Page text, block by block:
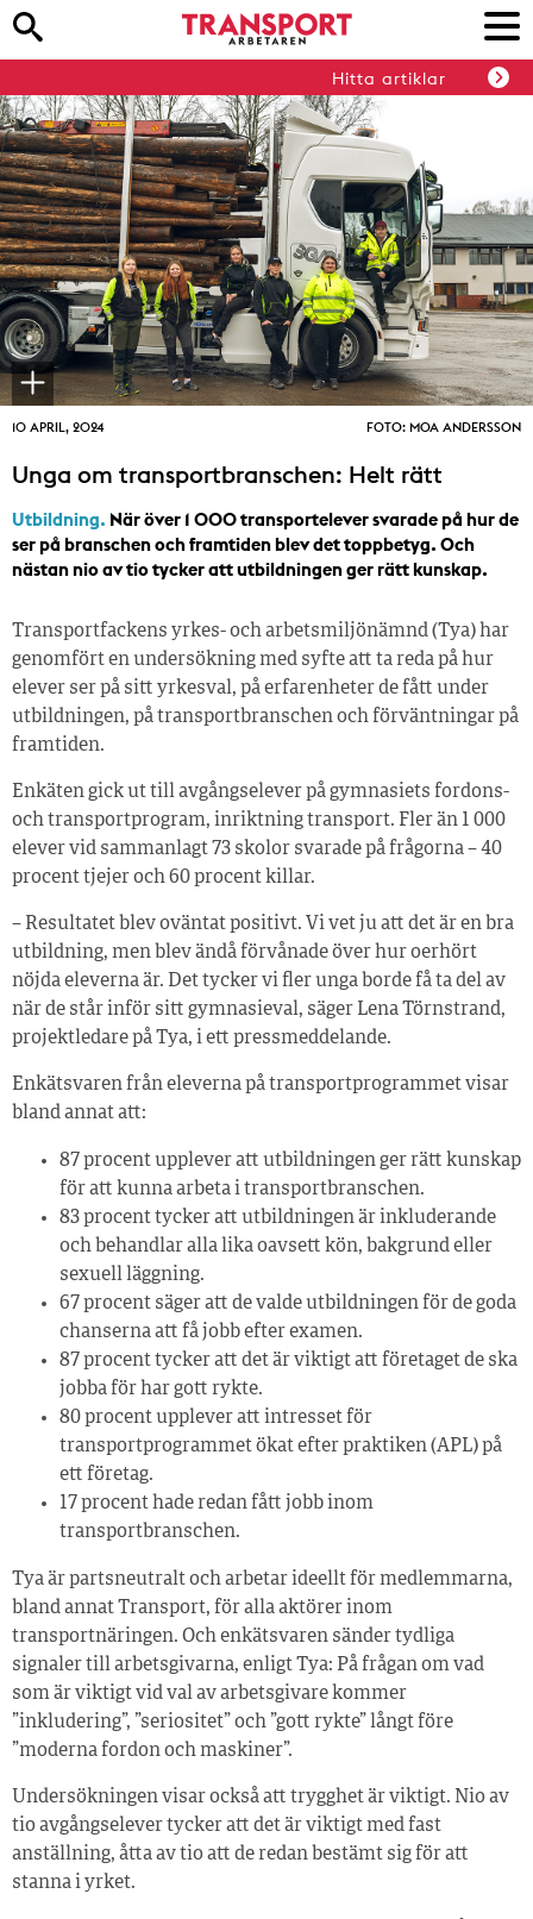
Hitta artiklar
10 APRIL, 2024 FOTO: MOA ANDERSSON
Unga om transportbranschen: Helt rätt
Utbildning. När över 1 000 transportelever svarade på hur de
ser på branschen och framtiden blev det toppbetyg. Och
nästan nio av tio tycker att utbildningen ger rätt kunskap.
Transportfackens yrkes- och arbetsmiljönämnd (Tya) har
genomfört en undersökning med syfte att ta reda på hur
elever ser på sitt yrkesval, på erfarenheter de fått under
utbildningen, på transportbranschen och förväntningar på
framtiden.
Enkäten gick ut till avgångselever på gymnasiets fordons-
och transportprogram, inriktning transport. Fler än 1 000
elever vid sammanlagt 73 skolor svarade på frågorna – 40
procent tjejer och 60 procent killar.
– Resultatet blev oväntat positivt. Vi vet ju att det är en bra
utbildning, men blev ändå förvånade över hur oerhört
nöjda eleverna är. Det tycker vi fler unga borde få ta del av
när de står inför sitt gymnasieval, säger Lena Törnstrand,
projektledare på Tya, i ett pressmeddelande.
Enkätsvaren från eleverna på transportprogrammet visar
bland annat att:
87 procent upplever att utbildningen ger rätt kunskap
för att kunna arbeta i transportbranschen.
83 procent tycker att utbildningen är inkluderande
och behandlar alla lika oavsett kön, bakgrund eller
sexuell läggning.
67 procent säger att de valde utbildningen för de goda
chanserna att få jobb efter examen.
87 procent tycker att det är viktigt att företaget de ska
jobba för har gott rykte.
80 procent upplever att intresset för
transportprogrammet ökat efter praktiken (APL) på
ett företag.
17 procent hade redan fått jobb inom
transportbranschen.
Tya är partsneutralt och arbetar ideellt för medlemmarna,
bland annat Transport, för alla aktörer inom
transportnäringen. Och enkätsvaren sänder tydliga
signaler till arbetsgivarna, enligt Tya: På frågan om vad
som är viktigt vid val av arbetsgivare kommer
”inkludering”, ”seriositet” och ”gott rykte” långt före
”moderna fordon och maskiner”.
Undersökningen visar också att trygghet är viktigt. Nio av
tio avgångselever tycker att det är viktigt med fast
anställning, åtta av tio att de redan bestämt sig för att
stanna i yrket.